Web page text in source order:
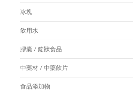
冰塊
飲用水
膠囊 / 錠狀食品
中藥材 / 中藥飲片
食品添加物